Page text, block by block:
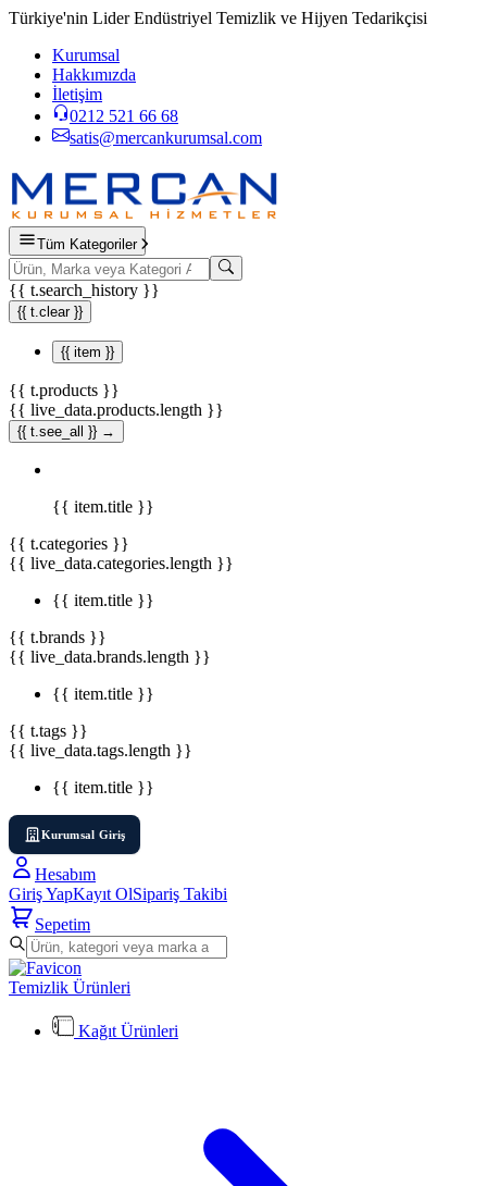
Türkiye'nin Lider Endüstriyel Temizlik ve Hijyen Tedarikçisi
Kurumsal
Hakkımızda
İletişim
0212 521 66 68
satis@mercankurumsal.com
Tüm Kategoriler
{{ t.search_history }}
{{ t.clear }}
{{ item }}
{{ t.products }}
{{ live_data.products.length }}
{{ t.see_all }} →
{{ item.title }}
{{ t.categories }}
{{ live_data.categories.length }}
{{ item.title }}
{{ t.brands }}
{{ live_data.brands.length }}
{{ item.title }}
{{ t.tags }}
{{ live_data.tags.length }}
{{ item.title }}
Kurumsal Giriş
Hesabım
Giriş YapKayıt OlSipariş Takibi
Sepetim
Temizlik Ürünleri
Kağıt Ürünleri